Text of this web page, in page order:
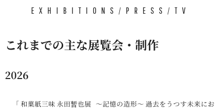
EXHIBITIONS/PRESS/TV
これまでの主な展覧会・制作
2026
「 和菓紙三味 永田暂也展 〜記憶の造形〜 過去をうつす未来にお